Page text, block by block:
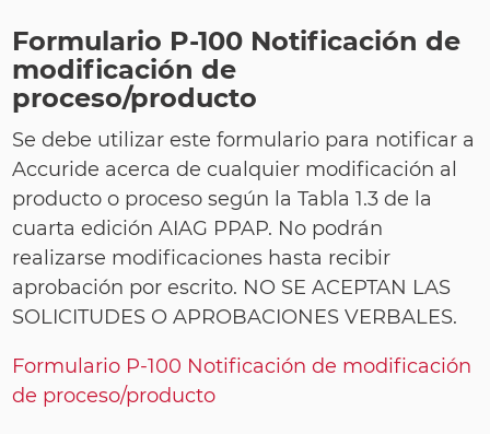
Formulario P-100 Notificación de
modificación de
proceso/producto
Se debe utilizar este formulario para notificar a
Accuride acerca de cualquier modificación al
producto o proceso según la Tabla 1.3 de la
cuarta edición AIAG PPAP. No podrán
realizarse modificaciones hasta recibir
aprobación por escrito. NO SE ACEPTAN LAS
SOLICITUDES O APROBACIONES VERBALES.
Formulario P-100 Notificación de modificación
de proceso/producto